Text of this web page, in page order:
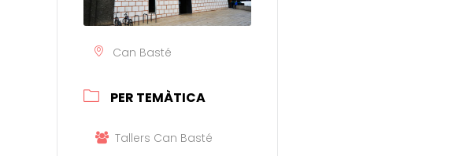
Can Basté
PER TEMÀTICA
Tallers Can Basté